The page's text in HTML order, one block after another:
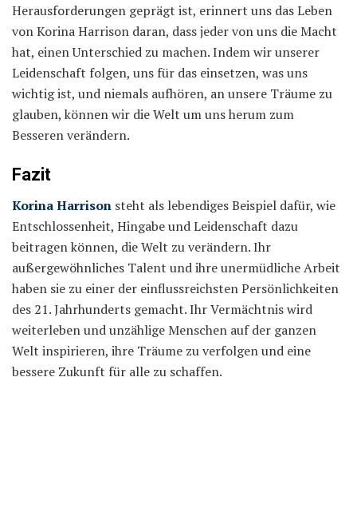
Herausforderungen geprägt ist, erinnert uns das Leben
von Korina Harrison daran, dass jeder von uns die Macht
hat, einen Unterschied zu machen. Indem wir unserer
Leidenschaft folgen, uns für das einsetzen, was uns
wichtig ist, und niemals aufhören, an unsere Träume zu
glauben, können wir die Welt um uns herum zum
Besseren verändern.
Fazit
Korina Harrison steht als lebendiges Beispiel dafür, wie
Entschlossenheit, Hingabe und Leidenschaft dazu
beitragen können, die Welt zu verändern. Ihr
außergewöhnliches Talent und ihre unermüdliche Arbeit
haben sie zu einer der einflussreichsten Persönlichkeiten
des 21. Jahrhunderts gemacht. Ihr Vermächtnis wird
weiterleben und unzählige Menschen auf der ganzen
Welt inspirieren, ihre Träume zu verfolgen und eine
bessere Zukunft für alle zu schaffen.